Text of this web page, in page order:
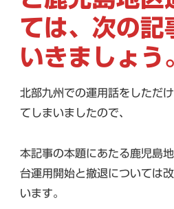
ては、次の記
いきましょう
北部九州での運用話をしただ
てしまいましたので、
本記事の本題にあたる鹿児
台運用開始と撤退については
います。